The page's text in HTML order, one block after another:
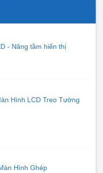
- Nâng tầm hiển thị
Hình LCD Treo Tường
Hình Ghép